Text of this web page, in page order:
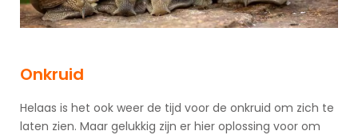
Onkruid
Helaas is het ook weer de tijd voor de onkruid om zich te
laten zien. Maar gelukkig zijn er hier oplossing voor om